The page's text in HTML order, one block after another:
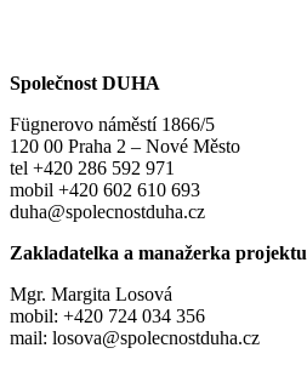
Společnost DUHA
Fügnerovo náměstí 1866/5
120 00 Praha 2 – Nové Město
tel +420 286 592 971
mobil +420 602 610 693
duha@spolecnostduha.cz
Zakladatelka a manažerka projektu
Mgr. Margita Losová
mobil: +420 724 034 356
mail: losova@spolecnostduha.cz